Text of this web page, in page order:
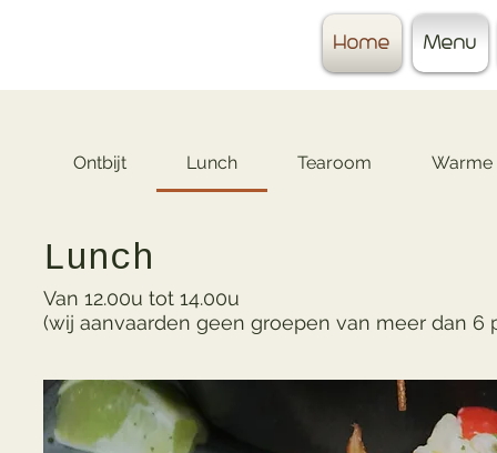
Home Menu
Ontbijt Lunch Tearoom Warme
Lunch
Van 12.00u tot 14.00u
(wij aanvaarden geen groepen van meer dan 6